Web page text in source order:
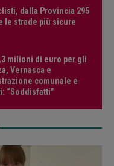
dalla Provincia 295
le strade più sicure
milioni di euro per gli
Vernasca e
comunale e
“Soddisfatti”